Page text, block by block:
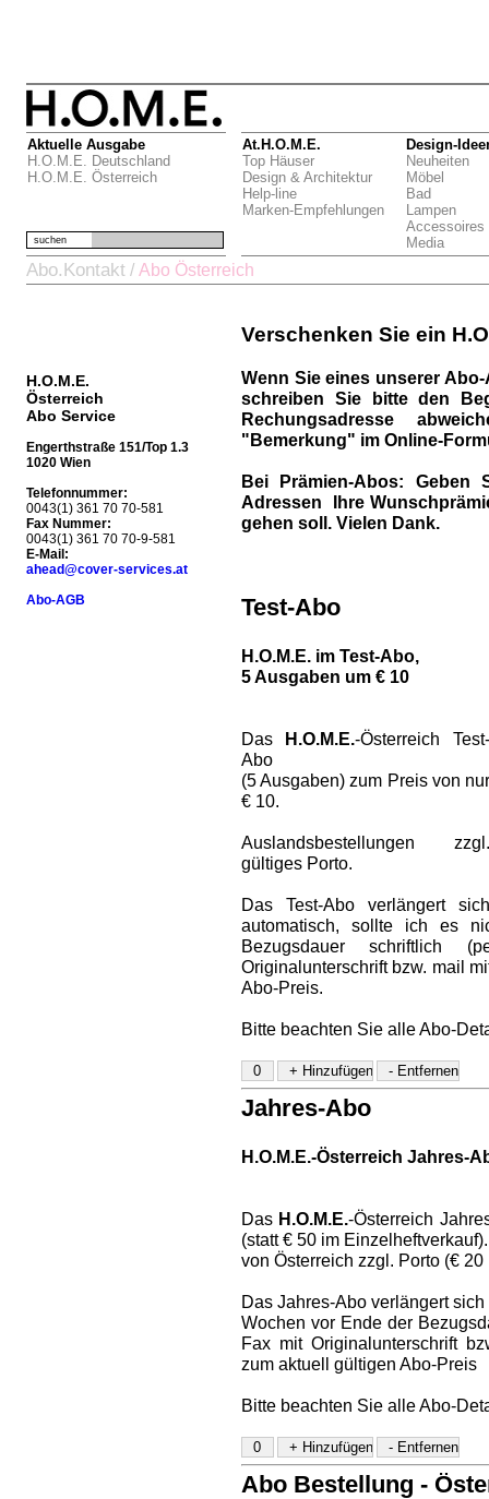
Aktuelle Ausgabe
H.O.M.E. Deutschland
H.O.M.E. Österreich
At.H.O.M.E.
Top Häuser
Design & Architektur
Help-line
Marken-Empfehlungen
Design-
Neuheiten
Möbel
Bad
Lampen
Accessoires
Media
suchen
Abo.Kontakt / Abo Österreich
H.O.M.E.
Österreich
Abo Service
Engerthstraße 151/Top 1.3
1020 Wien
Telefonnummer:
0043(1) 361 70 70-581
Fax Nummer:
0043(1) 361 70 70-9-581
E-Mail:
ahead@cover-services.at
Abo-AGB
Verschenken Sie ein
Wenn Sie eines unserer
schreiben Sie bitte den
Rechungsadresse
"Bemerkung" im Online-
Bei Prämien-Abos:
Geben
Adressen Ihre
gehen soll. Vielen Dank.
Test-Abo
H.O.M.E. im Test-Abo,
5 Ausgaben um € 10
Das H.O.M.E.-Österreich Test-
Abo
(5 Ausgaben) zum Preis von nur
€ 10.
Auslandsbestellungen zzgl.
gültiges Porto.
Das Test-Abo verlängert sich
automatisch, sollte ich es
Bezugsdauer schriftlich
Originalunterschrift bzw. mail
Abo-Preis.
Bitte beachten Sie alle Abo-
Jahres-Abo
H.O.M.E.-Österreich Jahres-
Das H.O.M.E.-Österreich
(statt € 50 im
von Österreich zzgl. Porto (€
Das Jahres-Abo verlängert
Wochen vor Ende der
Fax mit Originalunterschrift
zum aktuell gültigen Abo-Preis
Bitte beachten Sie alle Abo-
Abo Bestellung -